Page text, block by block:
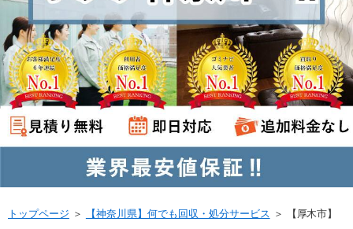
トップページ ＞ 【神奈川県】何でも回収・処分サービス ＞
【厚木市】